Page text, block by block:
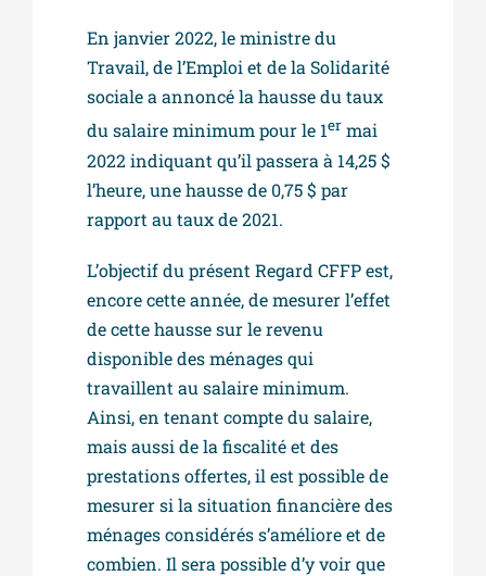
En janvier 2022, le ministre du
Travail, de l’Emploi et de la Solidarité
sociale a annoncé la hausse du taux
du salaire minimum pour le 1er mai
2022 indiquant qu’il passera à 14,25 $
l’heure, une hausse de 0,75 $ par
rapport au taux de 2021.
L’objectif du présent Regard CFFP est,
encore cette année, de mesurer l’effet
de cette hausse sur le revenu
disponible des ménages qui
travaillent au salaire minimum.
Ainsi, en tenant compte du salaire,
mais aussi de la fiscalité et des
prestations offertes, il est possible de
mesurer si la situation financière des
ménages considérés s’améliore et de
combien. Il sera possible d’y voir que